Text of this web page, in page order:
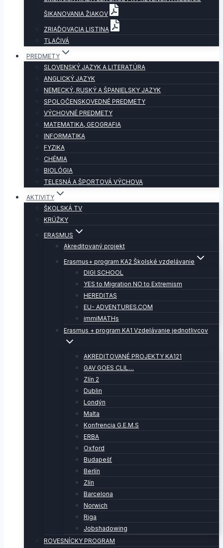
ŠIKANOVANIA ŽIAKOV
ZRIAĎOVACIA LISTINA
TLAČIVÁ
PREDMETY
SLOVENSKÝ JAZYK A LITERATÚRA
ANGLICKÝ JAZYK
NEMECKÝ, RUSKÝ A ŠPANIELSKY JAZYK
SPOLOČENSKOVEDNÉ PREDMETY
VÝCHOVNÉ PREDMETY
MATEMATIKA, GEOGRAFIA
INFORMATIKA
FYZIKA
CHÉMIA
BIOLÓGIA
TELESNÁ A ŠPORTOVÁ VÝCHOVA
AKTIVITY
ŠKOLSKÁ TV
KRÚŽKY
ERASMUS
Akreditovaný projekt
Erasmus+ program KA2 Školské vzdelávanie
DIGI SCHOOL
YES to Migration NO to Extremism
HEREDITAS
EU- ADVENTURES.COM
immiMATHs
Erasmus + program KA1 Vzdelávanie jednotlivcov
AKREDITOVANÉ PROJEKTY KA121
GAV GOES CLIL…
Zlín 2
Dublin
Londýn
Malta
Konfrencia G.E.M.S
ERBA
Oxford
Budapešť
Berlín
Zlín
Barcelona
Norwich
Riga
Jobshadowing
ROVESNÍCKY PROGRAM